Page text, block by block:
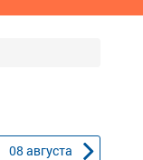
08 августа